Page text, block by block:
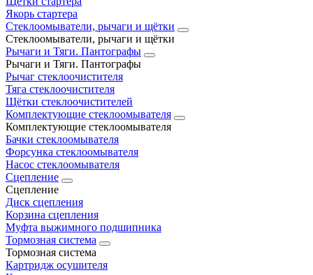
Якорь стартера
Стеклоомыватели, рычаги и щётки
Стеклоомыватели, рычаги и щётки
Рычаги и Тяги. Пантографы
Рычаги и Тяги. Пантографы
Рычаг стеклоочистителя
Тяга стеклоочистителя
Щётки стеклоочистителей
Комплектующие стеклоомывателя
Комплектующие стеклоомывателя
Бачки стеклоомывателя
Форсунка стеклоомывателя
Насос стеклоомывателя
Сцепление
Сцепление
Диск сцепления
Корзина сцепления
Муфта выжимного подшипника
Тормозная система
Тормозная система
Картридж осушителя